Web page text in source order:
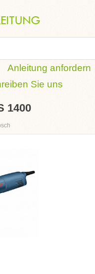
Anleitung anfordern
Sie uns
1400